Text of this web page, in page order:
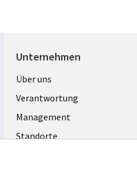
Unternehmen
Useful
links
GERMANY
Über uns
Verantwortung
Management
Standorte